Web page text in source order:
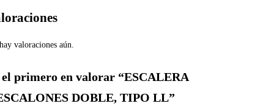
valoraciones aún.
el primero en valorar “ESCALERA
DOBLE, TIPO LL”